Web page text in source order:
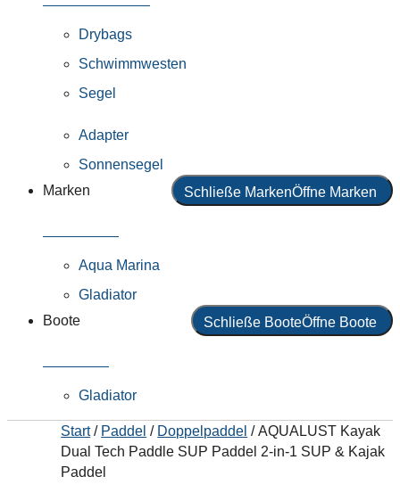
Drybags
Schwimmwesten
Segel
Adapter
Sonnensegel
Marken
Schließe MarkenÖffne Marken
Aqua Marina
Gladiator
Boote
Schließe BooteÖffne Boote
Gladiator
Start/ Paddel / Doppelpaddel / AQUALUST Kayak
Dual Tech Paddle SUP Paddel 2-in-1 SUP & Kajak
Paddel